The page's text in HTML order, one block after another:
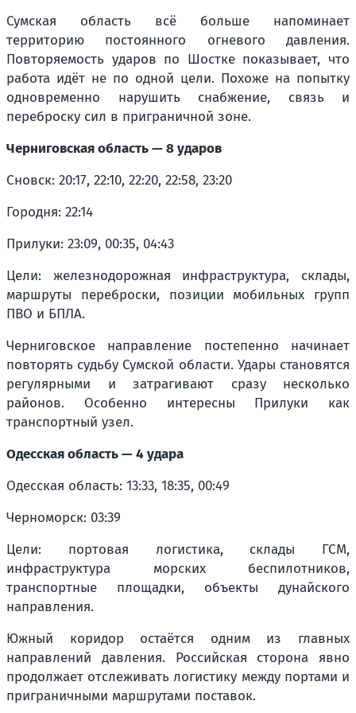
Сумская область всё больше напоминает
территорию постоянного огневого давления.
Повторяемость ударов по Шостке показывает, что
работа идёт не по одной цели. Похоже на попытку
одновременно нарушить снабжение, связь и
переброску сил в приграничной зоне.
Черниговская область — 8 ударов
Сновск: 20:17, 22:10, 22:20, 22:58, 23:20
Городня: 22:14
Прилуки: 23:09, 00:35, 04:43
Цели: железнодорожная инфраструктура, склады,
маршруты переброски, позиции мобильных групп
ПВО и БПЛА.
Черниговское направление постепенно начинает
повторять судьбу Сумской области. Удары становятся
регулярными и затрагивают сразу несколько
районов. Особенно интересны Прилуки как
транспортный узел.
Одесская область — 4 удара
Одесская область: 13:33, 18:35, 00:49
Черноморск: 03:39
Цели: портовая логистика, склады ГСМ,
инфраструктура морских беспилотников,
транспортные площадки, объекты дунайского
направления.
Южный коридор остаётся одним из главных
направлений давления. Российская сторона явно
продолжает отслеживать логистику между портами и
приграничными маршрутами поставок.